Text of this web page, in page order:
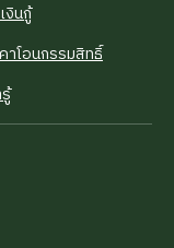
งินกู้
โอนกรรมสิทธิ์